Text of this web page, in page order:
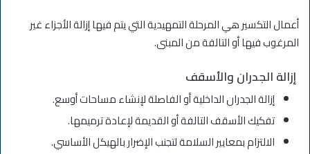
أعمال التكسير هي المرحلة التمهيدية التي يتم فيها إزالة الأجزاء غير
المرغوب فيها أو التالفة من المبنى.
إزالة الجدران والأسقف
إزالة الجدران الداخلية أو الفاصلة لإنشاء مساحات أوسع.
تفكيك الأسقف التالفة أو القديمة لإعادة ترميمها.
الالتزام بمعايير السلامة لتجنب الإضرار بالهيكل الأساسي.